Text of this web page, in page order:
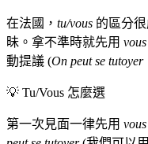
在法國， tu/vous 的區分
昧。拿不準時就先用 vous
動提議 (On peut se tutoyer
💡 Tu/Vous 怎麼選
第一次見面一律先用 vous